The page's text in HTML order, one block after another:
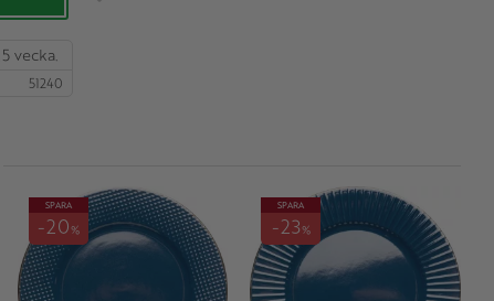
vecka.
51240
SPARA
20%
SPARA
23%